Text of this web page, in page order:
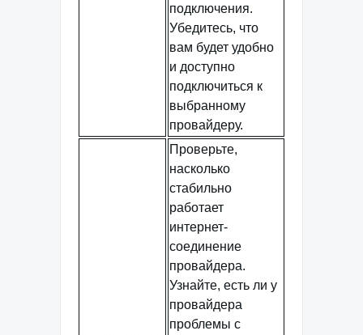
подключения.
Убедитесь, что
вам будет удобно
и доступно
подключиться к
выбранному
провайдеру.
Проверьте,
насколько
стабильно
работает
интернет-
соединение
провайдера.
Узнайте, есть ли у
провайдера
проблемы с